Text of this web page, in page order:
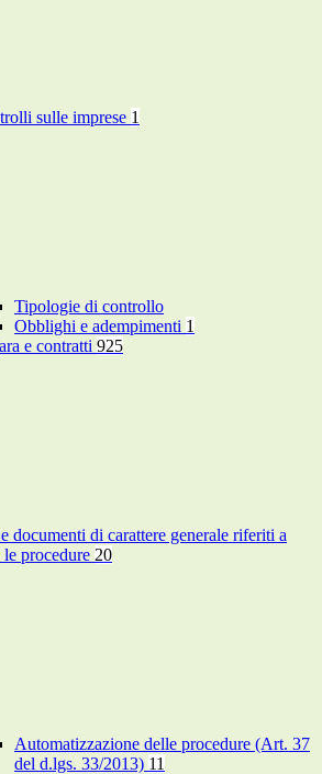
sulle imprese 1
Tipologie di controllo
Obblighi e adempimenti 1
e contratti 925
documenti di carattere generale riferiti a
le procedure 20
Automatizzazione delle procedure (Art. 37
del d.lgs. 33/2013) 11